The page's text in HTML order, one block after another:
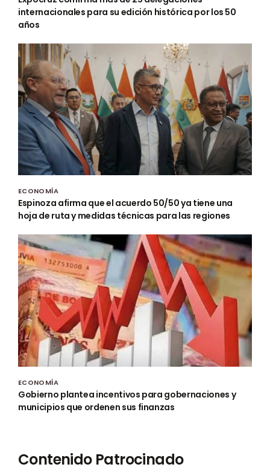
internacionales para su edición histórica por los 50
años
ECONOMÍA
Espinoza afirma que el acuerdo 50/50 ya tiene una
hoja de ruta y medidas técnicas para las regiones
ECONOMÍA
Gobierno plantea incentivos para gobernaciones y
municipios que ordenen sus finanzas
Contenido Patrocinado